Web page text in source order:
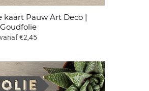
kaart Pauw Art Deco |
Goudfolie
vanaf €2,45